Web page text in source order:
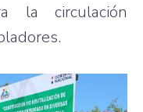
la circulación